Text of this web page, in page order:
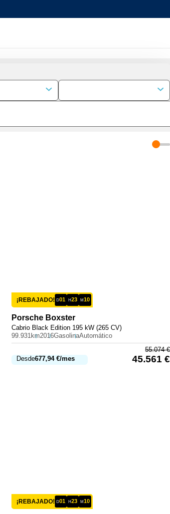
¡REBAJADO! D01 H23 M10
Porsche Boxster
Cabrio Black Edition 195 kW (265 CV)
99.931km2016GasolinaAutomático
Desde677,94 €/mes
55.074€
45.561 €
¡REBAJADO! D01 H23 M10